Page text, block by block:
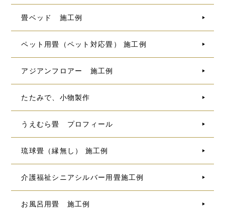
畳ベッド 施工例
ペット用畳（ペット対応畳） 施工例
アジアンフロアー 施工例
たたみで、小物製作
うえむら畳 プロフィール
琉球畳（縁無し） 施工例
介護福祉シニアシルバー用畳施工例
お風呂用畳 施工例